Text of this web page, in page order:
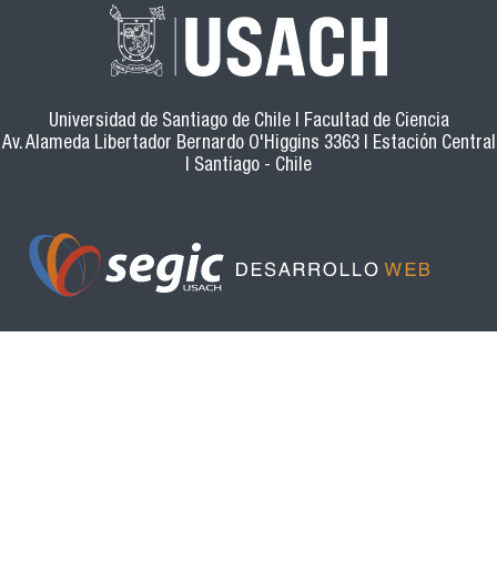
Universidad de Santiago de Chile | Facultad de Ciencia
Av. Alameda Libertador Bernardo O'Higgins 3363 | Estación Central
| Santiago - Chile